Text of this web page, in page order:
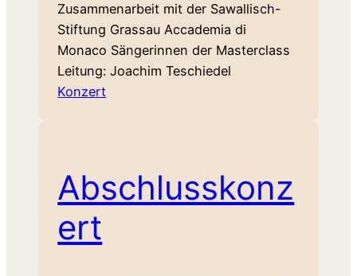
Zusammenarbeit mit der Sawallisch-
Stiftung Grassau Accademia di
Monaco Sängerinnen der Masterclass
Leitung: Joachim Teschiedel
Konzert
Abschlusskonz
ert